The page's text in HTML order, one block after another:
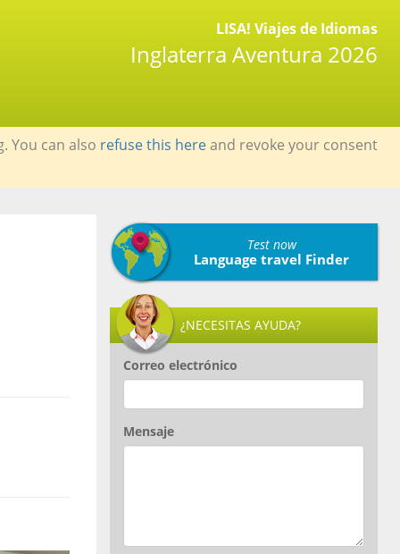
LISA! Viajes de Idiomas
Inglaterra Aventura 2026
You can also refuse this hereand revoke your consent
Test now
Language travel Finder
¿NECESITAS AYUDA?
Correo electrónico
Mensaje